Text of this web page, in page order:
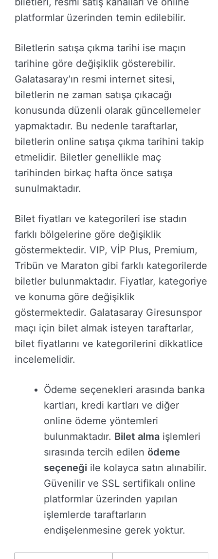
platformlar üzerinden temin edilebilir.
Biletlerin satışa çıkma tarihi ise maçın
tarihine göre değişiklik gösterebilir.
Galatasaray’ın resmi internet sitesi,
biletlerin ne zaman satışa çıkacağı
konusunda düzenli olarak güncellemeler
yapmaktadır. Bu nedenle taraftarlar,
biletlerin online satışa çıkma tarihini takip
etmelidir. Biletler genellikle maç
tarihinden birkaç hafta önce satışa
sunulmaktadır.
Bilet fiyatları ve kategorileri ise stadın
farklı bölgelerine göre değişiklik
göstermektedir. VIP, VİP Plus, Premium,
Tribün ve Maraton gibi farklı kategorilerde
biletler bulunmaktadır. Fiyatlar, kategoriye
ve konuma göre değişiklik
göstermektedir. Galatasaray Giresunspor
maçı için bilet almak isteyen taraftarlar,
bilet fiyatlarını ve kategorilerini dikkatlice
incelemelidir.
Ödeme seçenekleri arasında banka
kartları, kredi kartları ve diğer
online ödeme yöntemleri
bulunmaktadır. Bilet alma işlemleri
sırasında tercih edilen ödeme
seçeneği ile kolayca satın alınabilir.
Güvenilir ve SSL sertifikalı online
platformlar üzerinden yapılan
işlemlerde taraftarların
endişelenmesine gerek yoktur.